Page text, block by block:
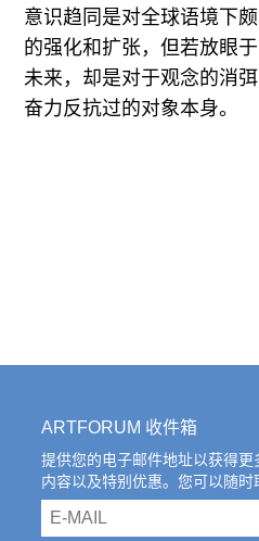
意识趋同是对全球语境下
的强化和扩张，但若放眼
未来，却是对于观念的消
奋力反抗过的对象本身。
ARTFORUM 收件箱
提供您的电子邮件地址以获得
内容以及特别优惠。您可以随时
email